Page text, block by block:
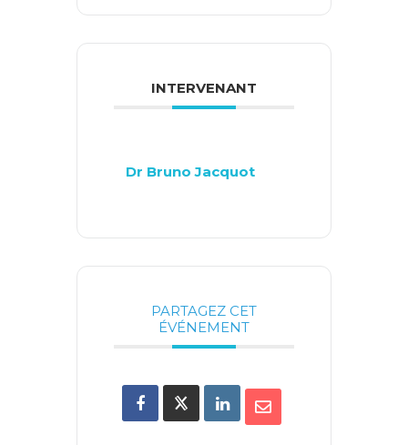
INTERVENANT
Dr Bruno Jacquot
PARTAGEZ CET
ÉVÉNEMENT